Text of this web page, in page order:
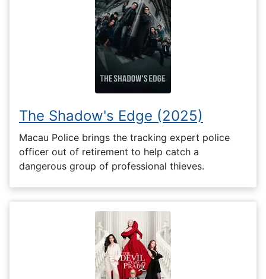
The Shadow's Edge (2025)
Macau Police brings the tracking expert police
officer out of retirement to help catch a
dangerous group of professional thieves.